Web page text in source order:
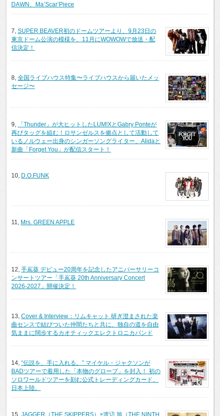
DAWN、Ma’Scar’Piece
7, SUPER BEAVER初のドームツアーより、9月23日の
東京ドーム公演の模様を、11月にWOWOWで放送・配
信決定！
8, 全国ライブハウス特集〜ライブハウスから届いたメッ
セージ〜
9,
「Thunder」が大ヒットしたLUM!XとGabry Ponteが
再びタッグを組む！ロサンゼルスを拠点として活動して
いるノルウェー出身のシンガーソングライター、Alidaと
新曲「Forget You」が配信スタート！
10, D.O.FUNK
11, Mrs. GREEN APPLE
12, 手嶌葵 デビュー20周年を記念したアニバーサリーコ
ンサートツアー「手嶌葵 20th Anniversary Concert
2026-2027」開催決定！
13, Cover & Interview：リムキャット 研ぎ澄まされた楽
曲センスで結びついた仲間たちと共に、独自の道を自由
気ままに闊歩するカオティックエレクトロニカバンド
14, “伝説を、手に入れる。” マイケル・ジャクソンが
BADツアーで着用した「本物のグローブ」を封入！ 初の
ソロワールドツアーを刻む公式トレーディングカード、
日本上陸。
15, JAGGER（THE SKIPPERS）×渡辺 旭（THE NINTH